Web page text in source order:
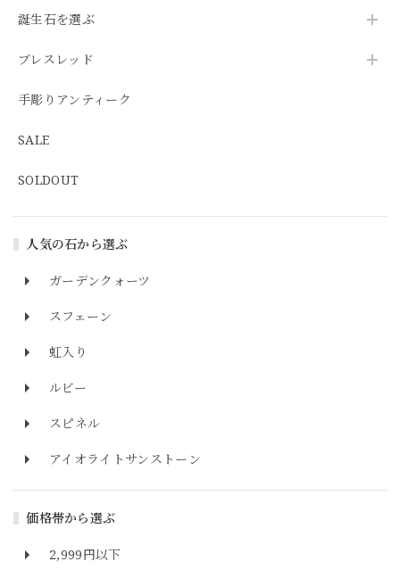
誕生石を選ぶ
ブレスレッド
手彫りアンティーク
SALE
SOLDOUT
人気の石から選ぶ
ガーデンクォーツ
スフェーン
虹入り
ルビー
スピネル
アイオライトサンストーン
価格帯から選ぶ
2,999円以下